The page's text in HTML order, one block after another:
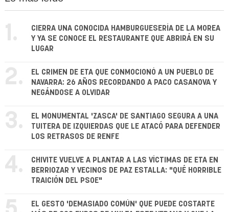
1.
CIERRA UNA CONOCIDA HAMBURGUESERÍA DE LA MOREA
Y YA SE CONOCE EL RESTAURANTE QUE ABRIRÁ EN SU
LUGAR
2.
EL CRIMEN DE ETA QUE CONMOCIONÓ A UN PUEBLO DE
NAVARRA: 26 AÑOS RECORDANDO A PACO CASANOVA Y
NEGÁNDOSE A OLVIDAR
3.
EL MONUMENTAL 'ZASCA' DE SANTIAGO SEGURA A UNA
TUITERA DE IZQUIERDAS QUE LE ATACÓ PARA DEFENDER
LOS RETRASOS DE RENFE
4.
CHIVITE VUELVE A PLANTAR A LAS VÍCTIMAS DE ETA EN
BERRIOZAR Y VECINOS DE PAZ ESTALLA: "QUÉ HORRIBLE
TRAICIÓN DEL PSOE"
EL GESTO 'DEMASIADO COMÚN' QUE PUEDE COSTARTE